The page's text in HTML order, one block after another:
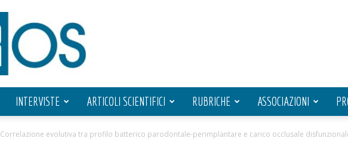
INTERVISTE ARTICOLI SCIENTIFICI RUBRICHE ASSOCIAZIONI
Correlazione evolutiva tra profilo batterico parodontale-perimplantare e carico occlusale